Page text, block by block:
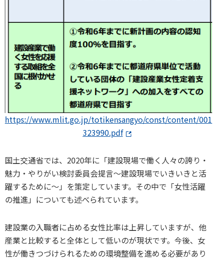
https://www.mlit.go.jp/totikensangyo/const/content/001
323990.pdf
国土交通省では、2020年に「建設現場で働く人々の誇り・
魅力・やりがい検討委員会提言～建設現場でいきいきと活
躍するために～」を策定しています。その中で「女性活躍
の推進」についても述べられています。
建設業の入職者に占める女性比率は上昇していますが、他
産業と比較すると全体として低いのが現状です。今後、女
性が働きつづけられるための環境整備を進める必要があり